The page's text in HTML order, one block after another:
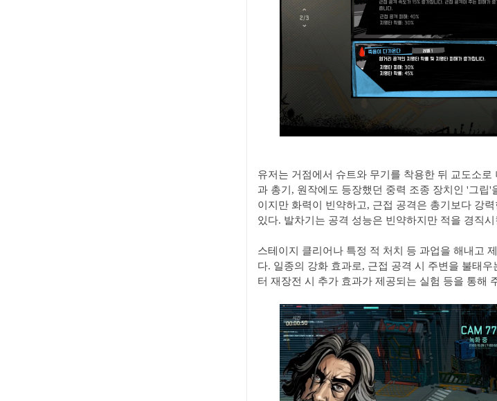
유저는 거점에서 슈트와 무기를 착용한 뒤 교도소
과 총기, 원작에도 등장했던 중력 조종 장치인 '그립
이지만 화력이 빈약하고, 근접 공격은 총기보다 강
있다. 발차기는 공격 성능은 빈약하지만 적을 경직
스테이지 클리어나 특정 적 처치 등 과업을 해내고
다. 일종의 강화 효과로, 근접 공격 시 주변을 불태
터 재장전 시 추가 효과가 제공되는 실험 등을 통해